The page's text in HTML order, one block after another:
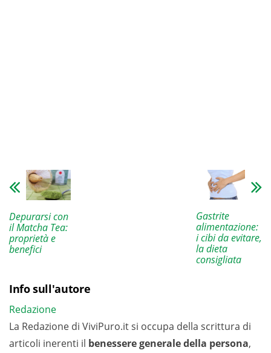
Depurarsi con
il Matcha Tea:
proprietà e
benefici
Gastrite
alimentazione:
i cibi da evitare,
la dieta
consigliata
Info sull'autore
Redazione
La Redazione di ViviPuro.it si occupa della scrittura di
articoli inerenti il benessere generale della persona,